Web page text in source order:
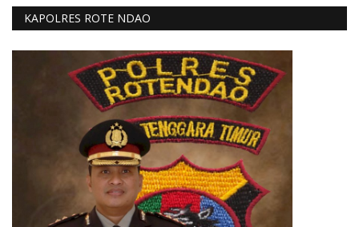
KAPOLRES ROTE NDAO